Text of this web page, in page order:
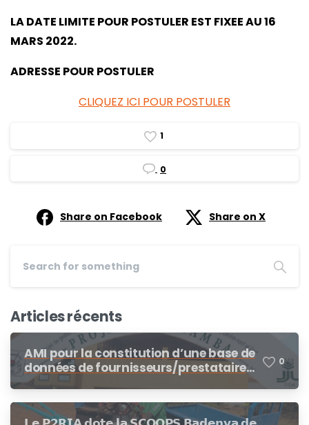
LA DATE LIMITE POUR POSTULER EST FIXEE AU 16
MARS 2022.
ADRESSE POUR POSTULER
CLIQUEZ ICI POUR POSTULER
1
0
Share on Facebook Share on X
Articles récents
AMI pour la constitution d’une base de
données de fournisseurs/prestataires
dans le cadre des procédures de
de cotation
0